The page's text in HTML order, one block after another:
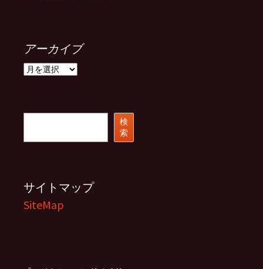
アーカイブ
ア
検
索
サイトマップ
SiteMap